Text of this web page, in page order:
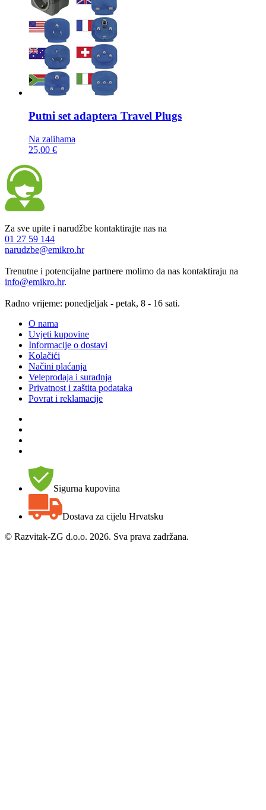
Putni set adaptera Travel Plugs
Na zalihama
25,00 €
Za sve upite i narudžbe kontaktirajte nas na
01 27 59 144
narudzbe@emikro.hr
Trenutne i potencijalne partnere molimo da nas kontaktiraju na
info@emikro.hr.
Radno vrijeme: ponedjeljak - petak, 8 - 16 sati.
O nama
Uvjeti kupovine
Informacije o dostavi
Kolačići
Načini plaćanja
Veleprodaja i suradnja
Privatnost i zaštita podataka
Povrat i reklamacije
Sigurna kupovina
Dostava za cijelu Hrvatsku
© Razvitak-ZG d.o.o. 2026. Sva prava zadržana.